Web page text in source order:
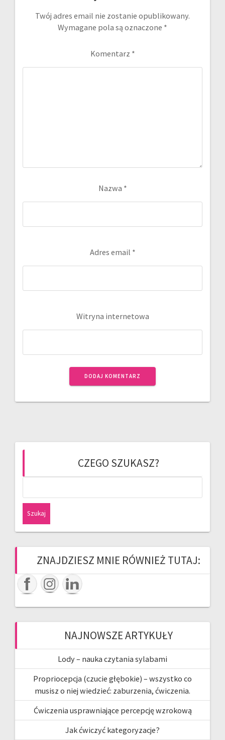
Twój adres email nie zostanie opublikowany.
Wymagane pola są oznaczone *
Komentarz *
Nazwa *
Adres email *
Witryna internetowa
CZEGO SZUKASZ?
ZNAJDZIESZ MNIE RÓWNIEŻ TUTAJ:
NAJNOWSZE ARTYKUŁY
Lody – nauka czytania sylabami
Propriocepcja (czucie głębokie) – wszystko co
musisz o niej wiedzieć: zaburzenia, ćwiczenia.
Ćwiczenia usprawniające percepcję wzrokową
Jak ćwiczyć kategoryzacje?